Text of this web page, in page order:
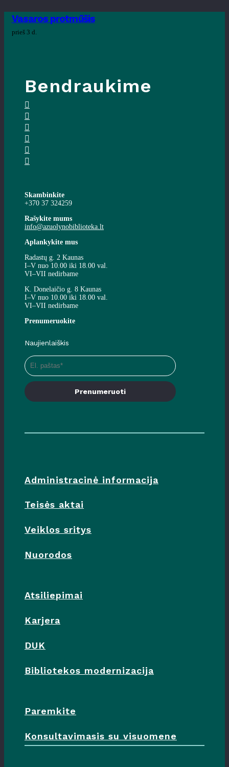
Vasaros protmūšis
prieš 3 d.
Bendraukime
Skambinkite
+370 37 324259
Rašykite mums
info@azuolynobiblioteka.lt
Aplankykite mus
Radastų g. 2 Kaunas
I–V nuo 10.00 iki 18.00 val.
VI–VII nedirbame
K. Donelaičio g. 8 Kaunas
I–V nuo 10.00 iki 18.00 val.
VI–VII nedirbame
Prenumeruokite
Naujienlaiškis
Prenumeruoti
Administracinė informacija
Teisės aktai
Veiklos sritys
Nuorodos
Atsiliepimai
Karjera
DUK
Bibliotekos modernizacija
Paremkite
Konsultavimasis su visuomene